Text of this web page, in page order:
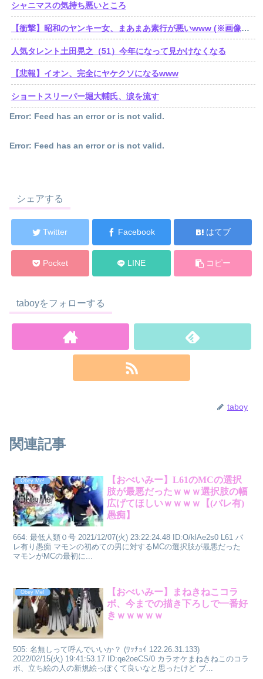
シャニマスの気持ち悪いところ
【衝撃】昭和のヤンキー女、まあまあ素行が悪いwww (※画像あり)
人気タレント土田晃之（51）今年になって見かけなくなる
【悲報】イオン、完全にヤケクソになるwww
ショートスリーパー堀大輔氏、涙を流す
Error: Feed has an error or is not valid.
Error: Feed has an error or is not valid.
シェアする
Twitter Facebook はてブ
Pocket LINE コピー
taboyをフォローする
taboy
関連記事
Obey Me!
【おべいみー】L61のMCの選択
肢が最悪だったｗｗｗ選択肢の幅
広げてほしいｗｗｗｗ【(バレ有)
愚痴】
664: 最低人類０号 2021/12/07(火) 23:22:24.48 ID:O/klAe2s0 L61 バ
レ有り愚痴 マモンの初めての男に対するMCの選択肢が最悪だった
マモンがMCの最初に...
Obey Me!
【おべいみー】まねきねこコラ
ボ、今までの描き下ろしで一番好
きｗｗｗｗｗ
505: 名無しって呼んでいいか？ (ﾜｯﾁｮｲ 122.26.31.133)
2022/02/15(火) 19:41:53.17 ID:qe2oeCS/0 カラオケまねきねこのコラ
ボ、立ち絵の人の新規絵っぽくて良いなと思ったけど ブ...